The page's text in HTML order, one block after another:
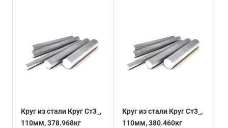
Круг из стали Круг Ст3_,
110мм, 378.968кг
Круг из стали Круг Ст3_,
110мм, 380.460кг